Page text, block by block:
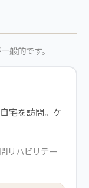
般的です。
宅を訪問。ケ
リハビリテー